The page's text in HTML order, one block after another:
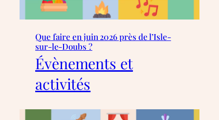
Que faire en juin 2026 près de l’Isle-
sur-le-Doubs ?
Évènements et
activités